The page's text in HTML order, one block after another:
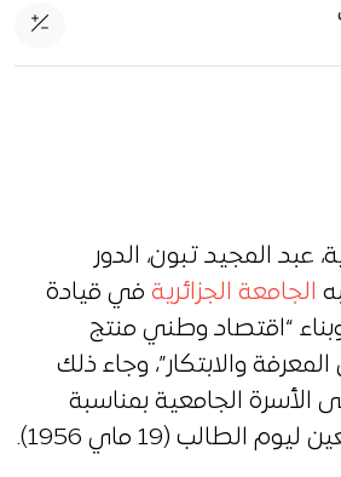
عبد المجيد تبون، الدور
الجامعة الجزائرية في قيادة
“اقتصاد وطني منتج
والابتكار”، وجاء ذلك
الأسرة الجامعية بمناسبة
الطالب (19 ماي 1956).